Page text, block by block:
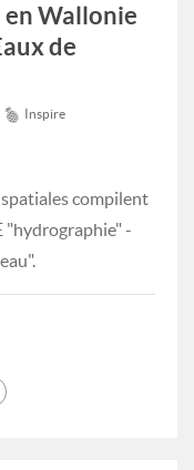
en Wallonie
de
Inspire
compilent
"hydrographie" -